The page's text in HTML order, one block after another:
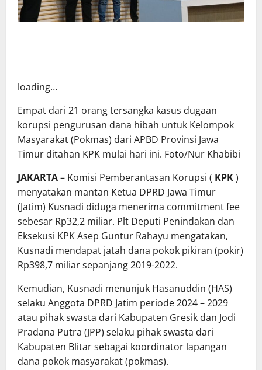
loading…
Empat dari 21 orang tersangka kasus dugaan
korupsi pengurusan dana hibah untuk Kelompok
Masyarakat (Pokmas) dari APBD Provinsi Jawa
Timur ditahan KPK mulai hari ini. Foto/Nur Khabibi
JAKARTA– Komisi Pemberantasan Korupsi ( KPK)
menyatakan mantan Ketua DPRD Jawa Timur
(Jatim) Kusnadi diduga menerima commitment fee
sebesar Rp32,2 miliar. Plt Deputi Penindakan dan
Eksekusi KPK Asep Guntur Rahayu mengatakan,
Kusnadi mendapat jatah dana pokok pikiran (pokir)
Rp398,7 miliar sepanjang 2019-2022.
Kemudian, Kusnadi menunjuk Hasanuddin (HAS)
selaku Anggota DPRD Jatim periode 2024 – 2029
atau pihak swasta dari Kabupaten Gresik dan Jodi
Pradana Putra (JPP) selaku pihak swasta dari
Kabupaten Blitar sebagai koordinator lapangan
dana pokok masyarakat (pokmas).